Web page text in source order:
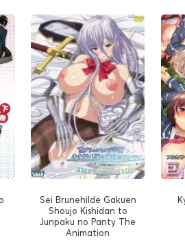
Sei Brunehilde Gakuen
Shoujo Kishidan to
Junpaku no Panty The
Animation